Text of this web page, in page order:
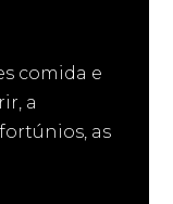
comida e
a
as